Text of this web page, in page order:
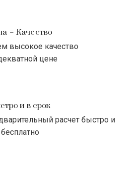
= Качество
высокое качество
цене
и в срок
расчет быстро и
бесплатно